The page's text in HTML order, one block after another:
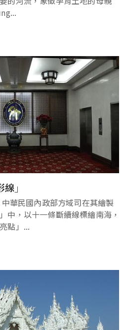
」
華民國內政部方域司在其繪製
中，以十一條斷續線標繪南海，
點」...